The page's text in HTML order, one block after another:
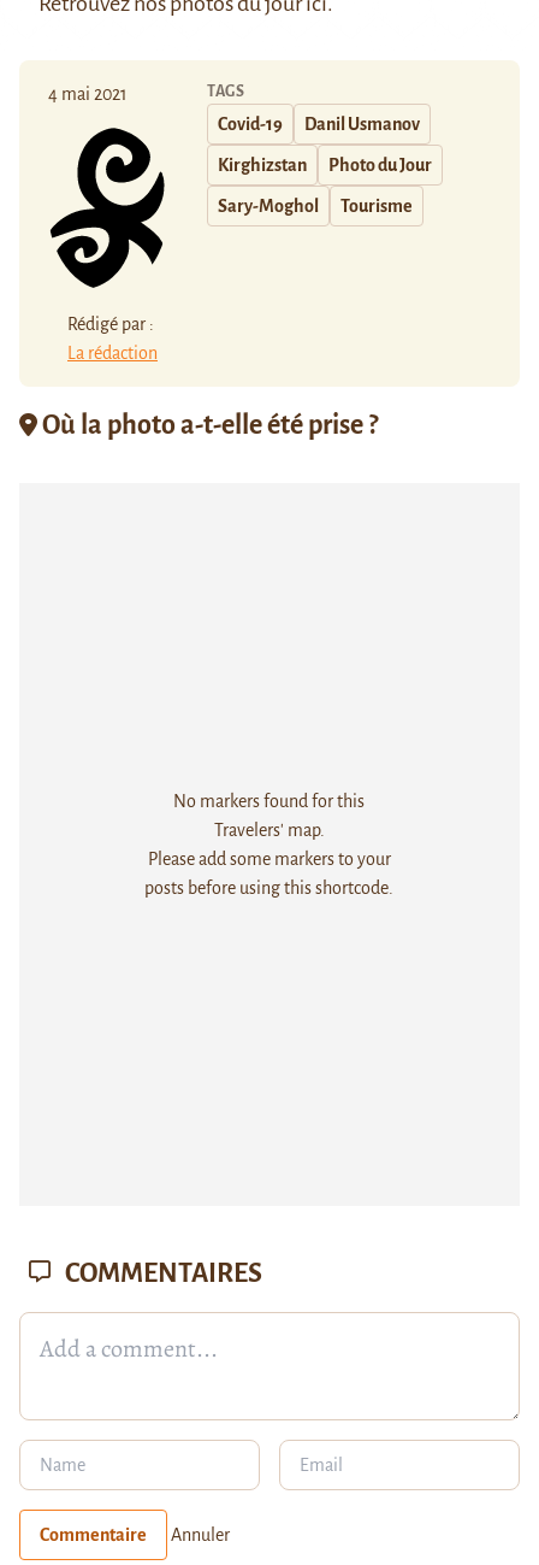
4 mai 2021
Rédigé par :
La rédaction
TAGS
Covid-19 Danil Usmanov
Kirghizstan Photo du Jour
Sary-Moghol Tourisme
Où la photo a-t-elle été prise ?
No markers found for this
Travelers' map.
Please add some markers to your
posts before using this shortcode.
COMMENTAIRES
Commentaire Annuler